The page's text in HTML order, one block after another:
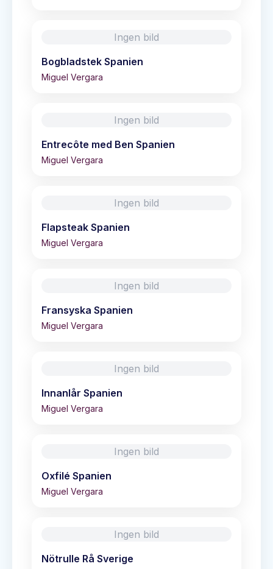
Ingen bild
Bogbladstek Spanien
Miguel Vergara
Ingen bild
Entrecôte med Ben Spanien
Miguel Vergara
Ingen bild
Flapsteak Spanien
Miguel Vergara
Ingen bild
Fransyska Spanien
Miguel Vergara
Ingen bild
Innanlår Spanien
Miguel Vergara
Ingen bild
Oxfilé Spanien
Miguel Vergara
Ingen bild
Nötrulle Rå Sverige